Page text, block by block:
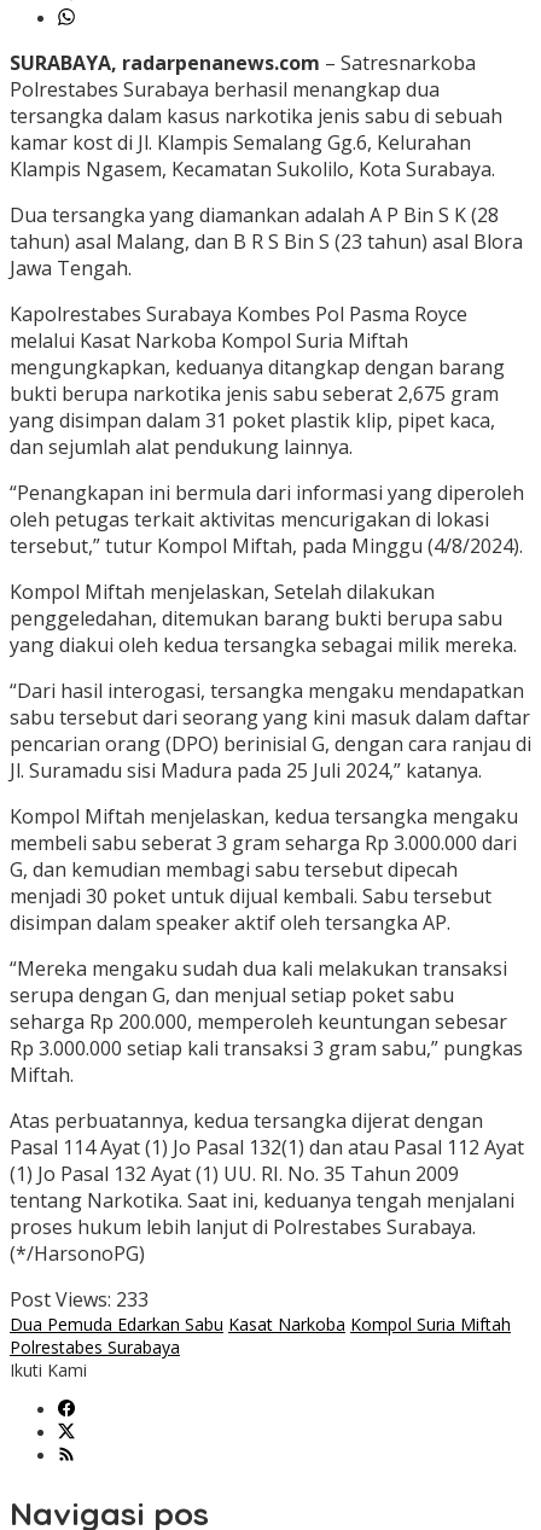
SURABAYA, radarpenanews.com – Satresnarkoba
Polrestabes Surabaya berhasil menangkap dua
tersangka dalam kasus narkotika jenis sabu di sebuah
kamar kost di Jl. Klampis Semalang Gg.6, Kelurahan
Klampis Ngasem, Kecamatan Sukolilo, Kota Surabaya.
Dua tersangka yang diamankan adalah A P Bin S K (28
tahun) asal Malang, dan B R S Bin S (23 tahun) asal Blora
Jawa Tengah.
Kapolrestabes Surabaya Kombes Pol Pasma Royce
melalui Kasat Narkoba Kompol Suria Miftah
mengungkapkan, keduanya ditangkap dengan barang
bukti berupa narkotika jenis sabu seberat 2,675 gram
yang disimpan dalam 31 poket plastik klip, pipet kaca,
dan sejumlah alat pendukung lainnya.
“Penangkapan ini bermula dari informasi yang diperoleh
oleh petugas terkait aktivitas mencurigakan di lokasi
tersebut,” tutur Kompol Miftah, pada Minggu (4/8/2024).
Kompol Miftah menjelaskan, Setelah dilakukan
penggeledahan, ditemukan barang bukti berupa sabu
yang diakui oleh kedua tersangka sebagai milik mereka.
“Dari hasil interogasi, tersangka mengaku mendapatkan
sabu tersebut dari seorang yang kini masuk dalam daftar
pencarian orang (DPO) berinisial G, dengan cara ranjau di
Jl. Suramadu sisi Madura pada 25 Juli 2024,” katanya.
Kompol Miftah menjelaskan, kedua tersangka mengaku
membeli sabu seberat 3 gram seharga Rp 3.000.000 dari
G, dan kemudian membagi sabu tersebut dipecah
menjadi 30 poket untuk dijual kembali. Sabu tersebut
disimpan dalam speaker aktif oleh tersangka AP.
“Mereka mengaku sudah dua kali melakukan transaksi
serupa dengan G, dan menjual setiap poket sabu
seharga Rp 200.000, memperoleh keuntungan sebesar
Rp 3.000.000 setiap kali transaksi 3 gram sabu,” pungkas
Miftah.
Atas perbuatannya, kedua tersangka dijerat dengan
Pasal 114 Ayat (1) Jo Pasal 132(1) dan atau Pasal 112 Ayat
(1) Jo Pasal 132 Ayat (1) UU. RI. No. 35 Tahun 2009
tentang Narkotika. Saat ini, keduanya tengah menjalani
proses hukum lebih lanjut di Polrestabes Surabaya.
(*/HarsonoPG)
Post Views: 233
Dua Pemuda Edarkan Sabu Kasat Narkoba Kompol Suria Miftah
Polrestabes Surabaya
Ikuti Kami
Navigasi pos